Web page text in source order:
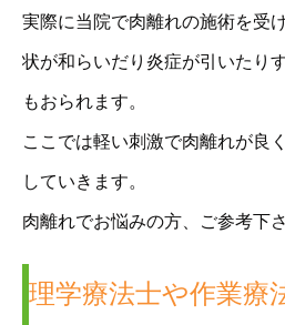
実際に当院で肉離れの施術を受
状が和らいだり炎症が引いたり
もおられます。
ここでは軽い刺激で肉離れが良
していきます。
肉離れでお悩みの方、ご参考下さ
理学療法士や作業療